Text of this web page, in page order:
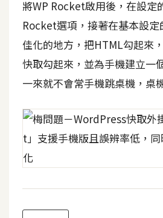
W
o
o
C
o
m
e
r
c
e
金
將WP Rocket啟用後，在設定
Rocket選項，接著在基本設定
佳化的地方，把HTML勾起來
快取勾起來，並為手機建立一
一來就不會常手機跳桌機，桌